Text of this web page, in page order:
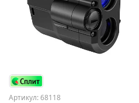
Артикул: 68118